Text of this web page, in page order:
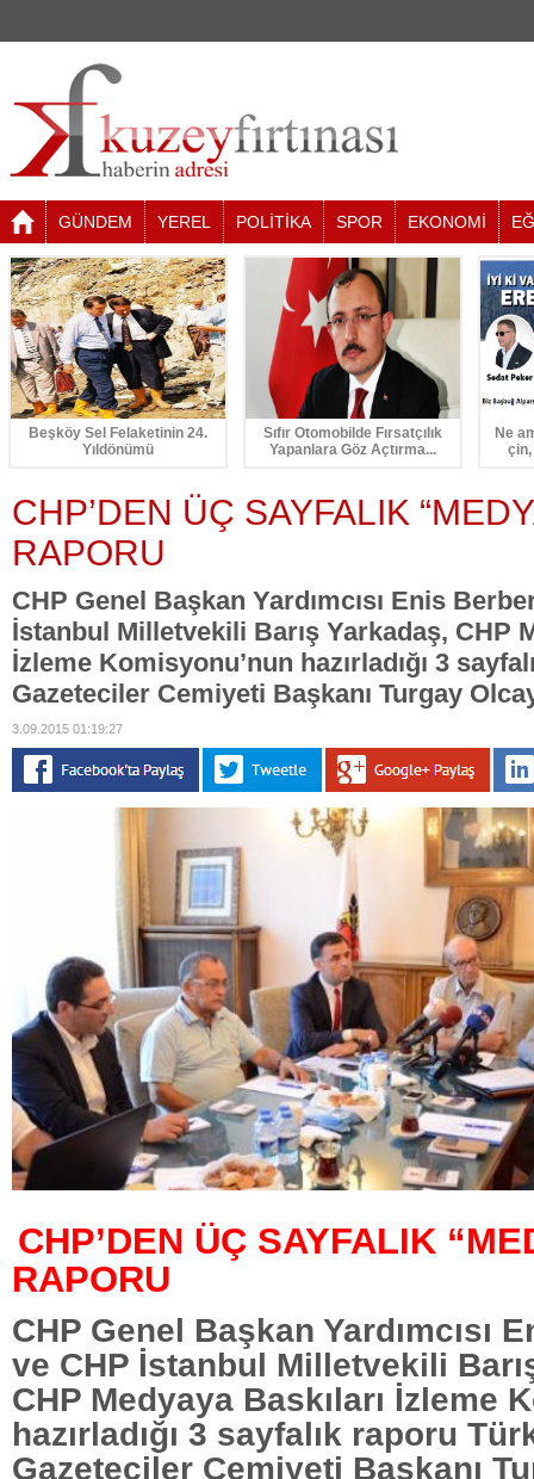
GÜNDEM YEREL POLİTİKA SPOR EKONOMİ
Beşköy Sel Felaketinin 24.
Yıldönümü
Sıfır Otomobilde Fırsatçılık
Yapanlara Göz Açtırma...
Ne
CHP’DEN ÜÇ SAYFALIK
RAPORU
CHP Genel Başkan Yardımcısı Enis
İstanbul Milletvekili Barış Yarkadaş, CHP
İzleme Komisyonu’nun hazırladığı 3
Gazeteciler Cemiyeti Başkanı Turgay
3.09.2015 01:19:27
CHP’DEN ÜÇ SAYFALIK
RAPORU
CHP Genel Başkan Yardımcısı
ve CHP İstanbul Milletvekili
CHP Medyaya Baskıları İzleme
hazırladığı 3 sayfalık raporu
Gazeteciler Cemiyeti Başkanı